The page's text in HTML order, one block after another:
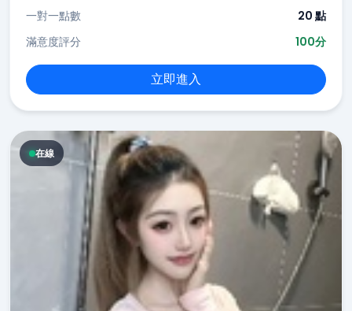
一對一點數
20 點
滿意度評分
100分
立即進入
在線